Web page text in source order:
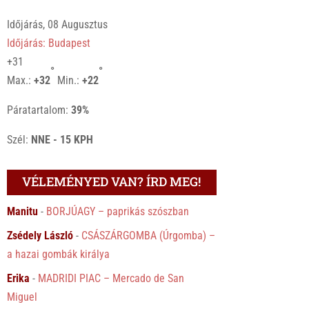
Időjárás, 08 Augusztus
Időjárás: Budapest
+31
Max.:+32
°
Min.:+22
°
Páratartalom:39%
Szél: NNE - 15 KPH
VÉLEMÉNYED VAN? ÍRD MEG!
Manitu - BORJÚAGY – paprikás szószban
Zsédely László - CSÁSZÁRGOMBA (Úrgomba) –
a hazai gombák királya
Erika - MADRIDI PIAC – Mercado de San
Miguel